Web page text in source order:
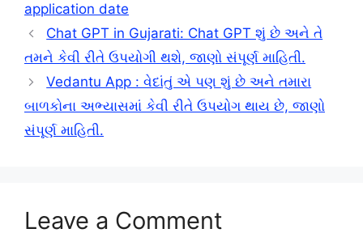
application date
Chat GPT in Gujarati: Chat GPT શું છે અને તે
તમને કેવી રીતે ઉપયોગી થશે, જાણો સંપૂર્ણ માહિતી.
Vedantu App : વેદાંતું એ પણ શું છે અને તમારા
બાળકોના અભ્યાસમાં કેવી રીતે ઉપયોગ થાય છે, જાણો
સંપૂર્ણ માહિતી.
Leave a Comment